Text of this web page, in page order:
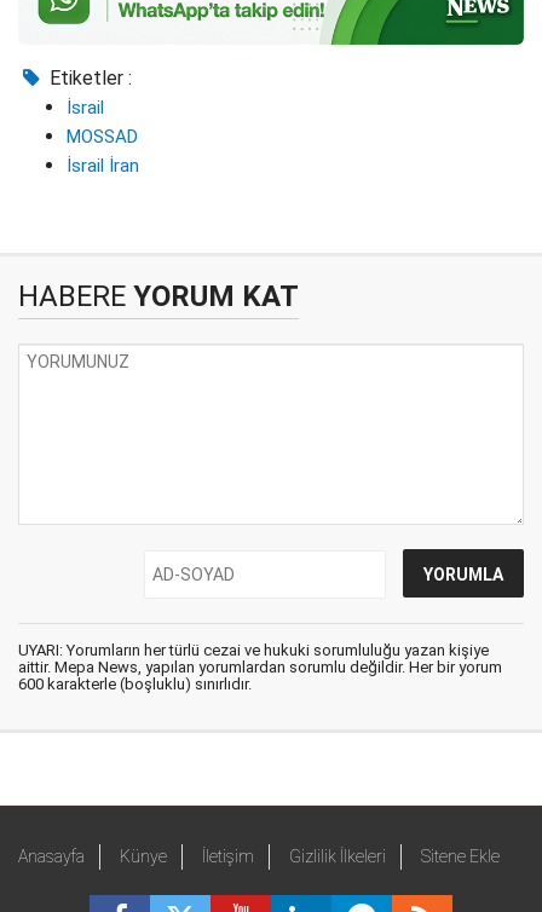
Etiketler :
İsrail
MOSSAD
İsrail İran
HABERE YORUM KAT
UYARI: Yorumların her türlü cezai ve hukuki sorumluluğu yazan kişiye
aittir. Mepa News, yapılan yorumlardan sorumlu değildir. Her bir yorum
600 karakterle (boşluklu) sınırlıdır.
Anasayfa Künye İletişim Gizlilik İlkeleri Sitene Ekle